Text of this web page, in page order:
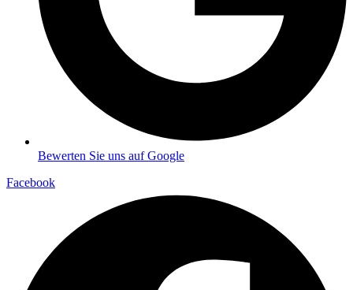
Bewerten Sie uns auf Google
Facebook